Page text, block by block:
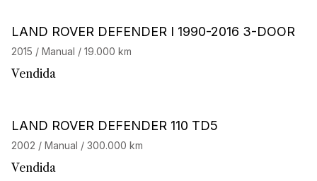
LAND ROVER DEFENDER I 1990-2016 3-DOOR
2015 / Manual / 19.000 km
Vendida
LAND ROVER DEFENDER 110 TD5
2002 / Manual / 300.000 km
Vendida